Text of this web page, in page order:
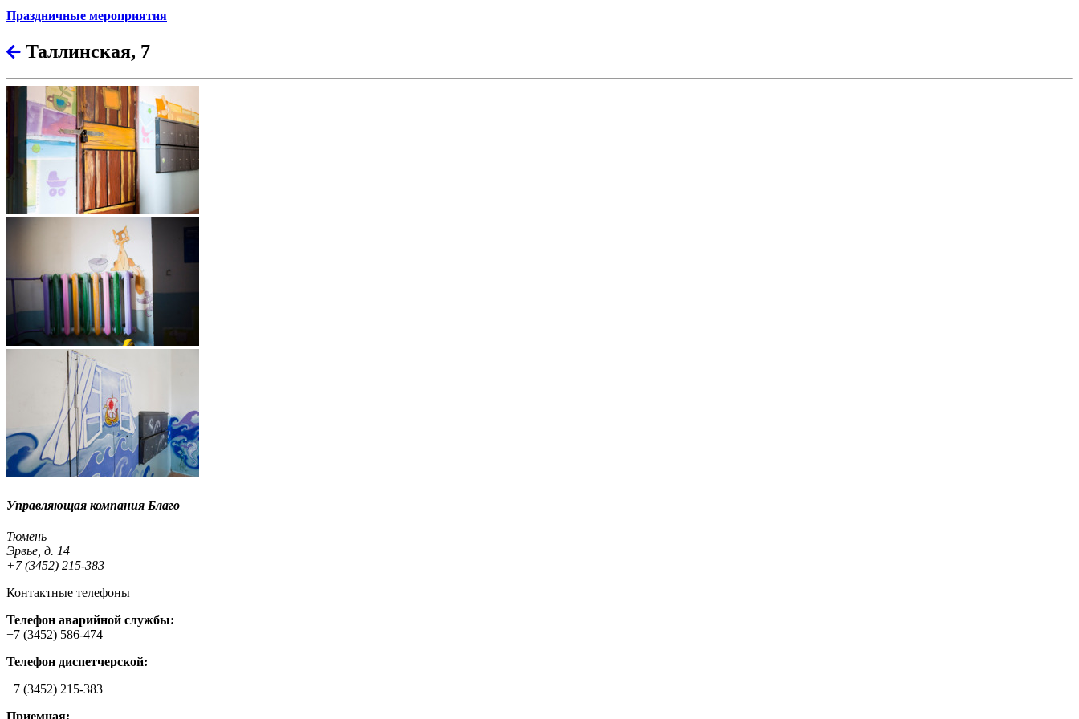
Праздничные мероприятия
Таллинская, 7
Управляющая компания Благо
Тюмень
Эрвье, д. 14
+7 (3452) 215-383
Контактные телефоны
Телефон аварийной службы:
+7 (3452) 586-474
Телефон диспетчерской:
+7 (3452) 215-383
Приемная: